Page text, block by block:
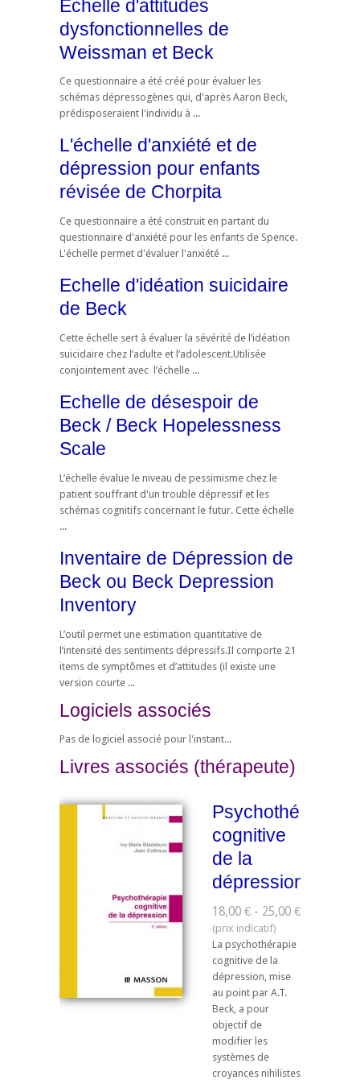
Echelle d'attitudes
dysfonctionnelles de
Weissman et Beck
Ce questionnaire a été créé pour évaluer les
schémas dépressogènes qui, d'après Aaron Beck,
prédisposeraient l'individu à ...
L'échelle d'anxiété et de
dépression pour enfants
révisée de Chorpita
Ce questionnaire a été construit en partant du
questionnaire d'anxiété pour les enfants de Spence.
L'échelle permet d'évaluer l'anxiété ...
Echelle d'idéation suicidaire
de Beck
Cette échelle sert à évaluer la sévérité de l’idéation
suicidaire chez l’adulte et l’adolescent.Utilisée
conjointement avec l’échelle ...
Echelle de désespoir de
Beck / Beck Hopelessness
Scale
L’échelle évalue le niveau de pessimisme chez le
patient souffrant d'un trouble dépressif et les
schémas cognitifs concernant le futur. Cette échelle
...
Inventaire de Dépression de
Beck ou Beck Depression
Inventory
L’outil permet une estimation quantitative de
l’intensité des sentiments dépressifs.Il comporte 21
items de symptômes et d’attitudes (il existe une
version courte ...
Logiciels associés
Pas de logiciel associé pour l'instant...
Livres associés (thérapeute)
Psychothérapie
cognitive
de la
dépression
18,00 € - 25,00 €
La psychothérapie
cognitive de la
dépression, mise
au point par A.T.
Beck, a pour
objectif de
modifier les
systèmes de
croyances nihilistes